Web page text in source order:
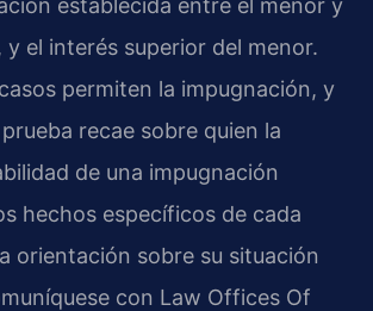
establecida entre el menor y
y el interés superior del menor.
permiten la impugnación, y
recae sobre quien la
de una impugnación
hechos específicos de cada
orientación sobre su situación
con Law Offices Of